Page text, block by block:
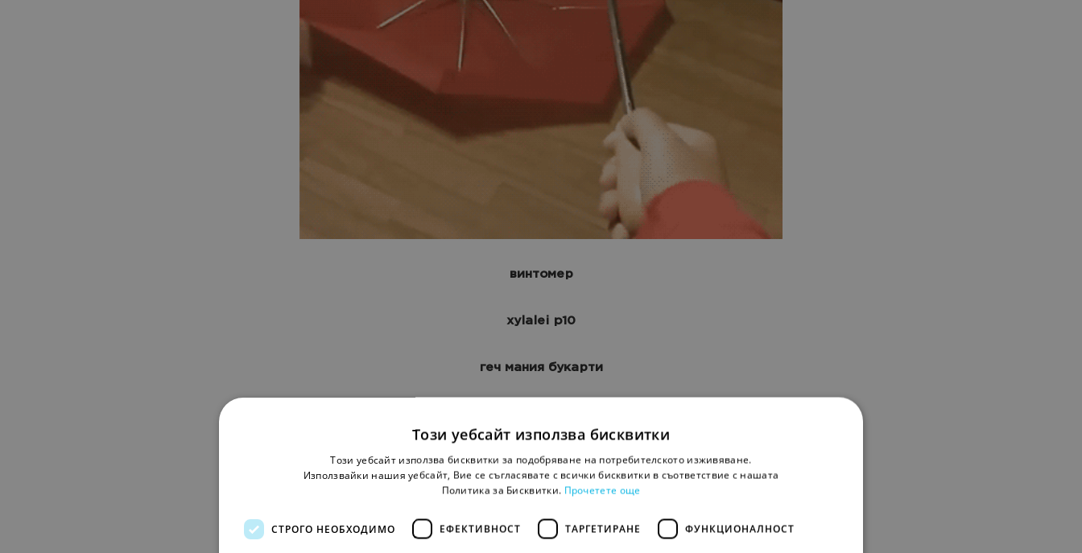
винтомер
xylalei p10
геч мания букарти
тениска против хъркане
Този уебсайт използва бисквитки
Този уебсайт използва бисквитки за подобряване на потребителското изживяване.
Използвайки нашия уебсайт, Вие се съгласявате с всички бисквитки в съответствие с нашата
Политика за Бисквитки. Прочетете още
СТРОГО НЕОБХОДИМО ЕФЕКТИВНОСТ ТАРГЕТИРАНЕ ФУНКЦИОНАЛНОСТ